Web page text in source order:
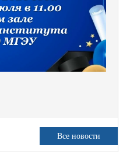
Все новости